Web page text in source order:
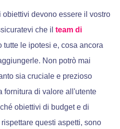
obiettivi devono essere il vostro
che il team di
tutte le ipotesi e, cosa ancora
Non potrò mai
sia cruciale e prezioso
fornitura di valore all'utente
obiettivi di budget e di
questi aspetti, sono